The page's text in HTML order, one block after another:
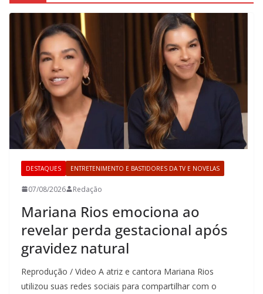
DESTAQUES ENTRETENIMENTO E BASTIDORES DA TV E NOVELAS
07/08/2026 Redação
Mariana Rios emociona ao
revelar perda gestacional após
gravidez natural
Reprodução / Video A atriz e cantora Mariana Rios
utilizou suas redes sociais para compartilhar com o